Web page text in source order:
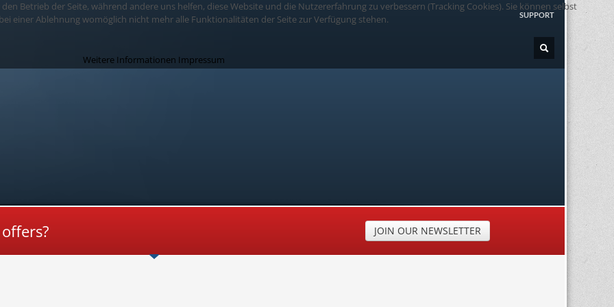
SUPPORT
JOIN OUR NEWSLETTER
Betrieb der Seite, während andere uns helfen, diese Website und die Nutzererfahrung zu verbessern (Tracking Cookies). Sie können selbst
einer Ablehnung womöglich nicht mehr alle Funktionalitäten der Seite zur Verfügung stehen.
Weitere Informationen Impressum